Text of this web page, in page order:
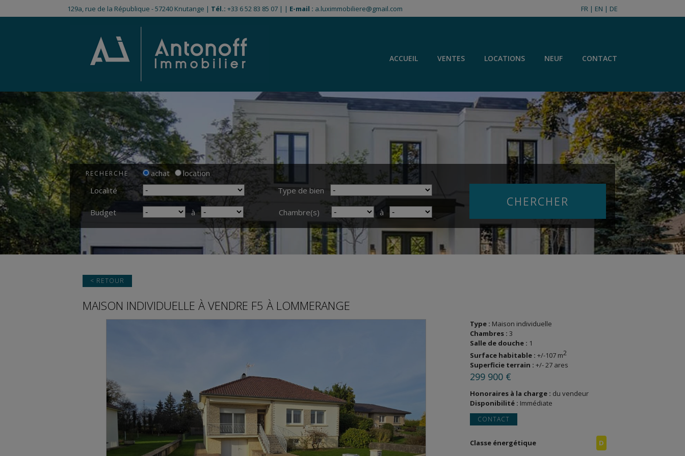
129a, rue de la République - 57240 Knutange | Tél.: +33 6 52 83 85 07 | | E-mail : a.luximmobiliere@gmail.com FR | EN | DE
ACCUEIL VENTES LOCATIONS NEUF CONTACT
RECHERCHE achat
location
Localité
Type de bien
Budget à Chambre(s) à
< RETOUR
MAISON INDIVIDUELLE À VENDRE F5 À LOMMERANGE
Type : Maison individuelle
Chambres : 3
Salle de douche : 1
Surface habitable : +/-107 m2
Superficie terrain : +/- 27 ares
299 900 €
Honoraires à la charge : du vendeur
Disponibilité : Immédiate
CONTACT
Classe énergétique
D